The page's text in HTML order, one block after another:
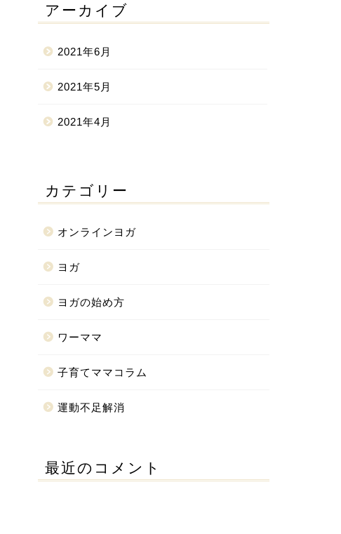
アーカイブ
2021年6月
2021年5月
2021年4月
カテゴリー
オンラインヨガ
ヨガ
ヨガの始め方
ワーママ
子育てママコラム
運動不足解消
最近のコメント